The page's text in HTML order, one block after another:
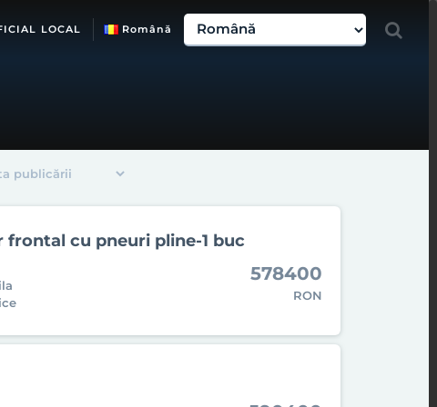
LOCAL Română
cu pneuri pline-1 buc
578400
RON